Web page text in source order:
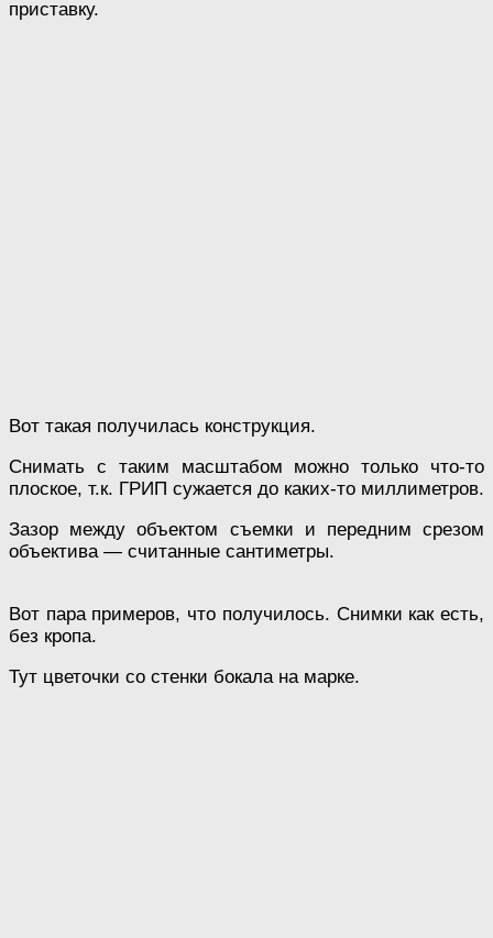
приставку.
Вот такая получилась конструкция.
Снимать с таким масштабом можно только что-то
плоское, т.к. ГРИП сужается до каких-то миллиметров.
Зазор между объектом съемки и передним срезом
объектива — считанные сантиметры.
Вот пара примеров, что получилось. Снимки как есть,
без кропа.
Тут цветочки со стенки бокала на марке.